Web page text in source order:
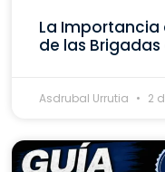
La Importancia
de las
Asdrubal Urrutia 2